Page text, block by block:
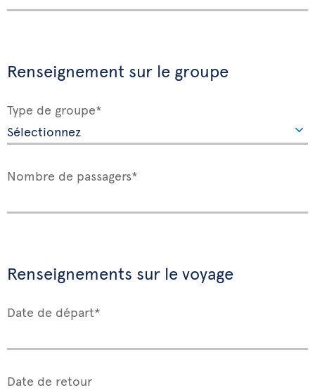
Renseignement sur le groupe
Type de groupe*
Nombre de passagers*
Renseignements sur le voyage
Date de départ*
Date de retour